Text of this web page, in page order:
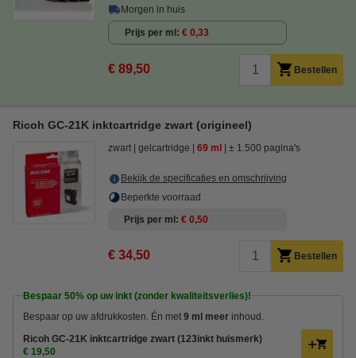
Morgen in huis
Prijs per ml € 0,33
€ 89,50 Bestellen
Ricoh GC-21K inktcartridge zwart (origineel)
zwart gelcartridge 69 ml ± 1.500 pagina's
Bekijk de specificaties en omschrijving
Beperkte voorraad
Prijs per ml € 0,50
€ 34,50 Bestellen
Bespaar 50% op uw inkt (zonder kwaliteitsverlies)!
Bespaar op uw afdrukkosten. Én met 9 ml meer inhoud.
Ricoh GC-21K inktcartridge zwart (123inkt huismerk)
€ 19,50